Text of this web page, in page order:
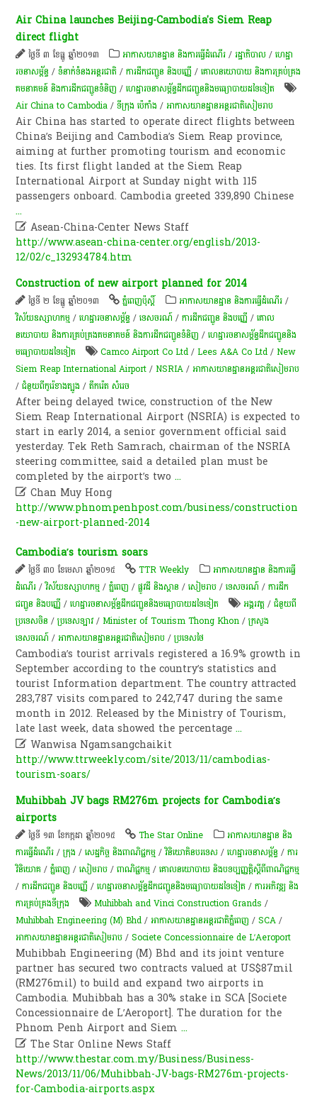
Air China launches Beijing-Cambodia's Siem Reap
direct flight
ថ្ងៃទី ៣ ខែធ្នូ ឆ្នាំ២០១៣ អាកាសយានដ្ឋាន និងការធ្វើដំណើរ /រដ្ឋាភិបាល /ហេដ្ឋា
រចនាសម្ព័ន្ធ /ទំនាក់ទំនងអន្តរជាតិ /ការដឹកជញ្ជូន និងបញ្ញើ /គោលនយោបាយ និងការគ្រប់គ្រង
គមនាគមន៍ និងការដឹកជញ្ជូនទំនិញ /ហេដ្ឋារចនាសម្ព័ន្ធដឹកជញ្ជូននិងមធ្យោបាយដទៃទៀត
Air China to Cambodia /ទីក្រុង ប៉េកាំង /អាកាសយានដ្ឋានអន្តរជាតិសៀមរាប
Air China has started to operate direct flights between
China’s Beijing and Cambodia’s Siem Reap province,
aiming at further promoting tourism and economic
ties. Its first flight landed at the Siem Reap
International Airport at Sunday night with 115
passengers onboard. Cambodia greeted 339,890 Chinese
...
 Asean-China-Center News Staff
http://www.asean-china-center.org/english/2013-
12/02/c_132934784.htm
Construction of new airport planned for 2014
ថ្ងៃទី ២ ខែធ្នូ ឆ្នាំ២០១៣ ភ្នំពេញប៉ុស្តិ៍ អាកាសយានដ្ឋាន និងការធ្វើដំណើរ /
វិស័យឧស្សាហកម្ម /ហេដ្ឋារចនាសម្ព័ន្ធ /ទេសចរណ៍ /ការដឹកជញ្ជូន និងបញ្ញើ /គោល
នយោបាយ និងការគ្រប់គ្រងគមនាគមន៍ និងការដឹកជញ្ជូនទំនិញ /ហេដ្ឋារចនាសម្ព័ន្ធដឹកជញ្ជូននិង
មធ្យោបាយដទៃទៀត
Camco Airport Co Ltd /Lees A&A Co Ltd /New
Siem Reap International Airport /NSRIA /អាកាសយានដ្ឋានអន្តរជាតិសៀមរាប
/ជំនួយពីកូរ៉េខាងត្បូង /តឹករ៉េត សំរេច
After being delayed twice, construction of the New
Siem Reap International Airport (NSRIA) is expected to
start in early 2014, a senior government official said
yesterday. Tek Reth Samrach, chairman of the NSRIA
steering committee, said a detailed plan must be
completed by the airport’s two...
 Chan Muy Hong
http://www.phnompenhpost.com/business/construction
-new-airport-planned-2014
Cambodia’s tourism soars
ថ្ងៃទី ៣០ ខែមេសា ឆ្នាំ២០១៥ TTR Weekly
អាកាសយានដ្ឋាន និងការធ្វើ
ដំណើរ /វិស័យឧស្សាហកម្ម /ភ្នំពេញ /ផ្លូវដី និងស្ពាន /សៀមរាប /ទេសចរណ៍ /ការដឹក
ជញ្ជូន និងបញ្ញើ /ហេដ្ឋារចនាសម្ព័ន្ធដឹកជញ្ជូននិងមធ្យោបាយដទៃទៀត អង្គរវត្ត /ជំនួយពី
ប្រទេសចិន /ប្រទេសឡាវ /Minister of Tourism Thong Khon /ក្រសួង
ទេសចរណ៍ /អាកាសយានដ្ឋានអន្តរជាតិសៀមរាប /ប្រទេសថៃ
Cambodia’s tourist arrivals registered a 16.9% growth in
September according to the country’s statistics and
tourist Information department. The country attracted
283,787 visits compared to 242,747 during the same
month in 2012. Released by the Ministry of Tourism,
late last week, data showed the percentage...
 Wanwisa Ngamsangchaikit
http://www.ttrweekly.com/site/2013/11/cambodias-
tourism-soars/
Muhibbah JV bags RM276m projects for Cambodia’s
airports
ថ្ងៃទី ១៣ ខែកក្កដា ឆ្នាំ២០១៥ The Star Online
អាកាសយានដ្ឋាន និង
ការធ្វើដំណើរ /ក្រុង /សេដ្ឋកិច្ច និងពាណិជ្ជកម្ម /វិនិយោគិនបរទេស /ហេដ្ឋារចនាសម្ព័ន្ធ /ការ
វិនិយោគ /ភ្នំពេញ /សៀមរាប /ពាណិជ្ជកម្ម /គោលនយោបាយ និងបទប្បញ្ញត្តិស្តីពីពាណិជ្ជកម្ម
/ការដឹកជញ្ជូន និងបញ្ញើ /ហេដ្ឋារចនាសម្ព័ន្ធដឹកជញ្ជូននិងមធ្យោបាយដទៃទៀត /ការអភិវឌ្ឍ និង
ការគ្រប់គ្រងទីក្រុង
Muhibbah and Vinci Construction Grands /
Muhibbah Engineering (M) Bhd /អាកាសយានដ្ឋានអន្តរជាតិភ្នំពេញ /SCA /
អាកាសយានដ្ឋានអន្តរជាតិសៀមរាប /Societe Concessionnaire de L’Aeroport
Muhibbah Engineering (M) Bhd and its joint venture
partner has secured two contracts valued at US$87mil
(RM276mil) to build and expand two airports in
Cambodia. Muhibbah has a 30% stake in SCA [Societe
Concessionnaire de L’Aeroport]. The duration for the
Phnom Penh Airport and Siem...
 The Star Online News Staff
http://www.thestar.com.my/Business/Business-
News/2013/11/06/Muhibbah-JV-bags-RM276m-projects-
for-Cambodia-airports.aspx